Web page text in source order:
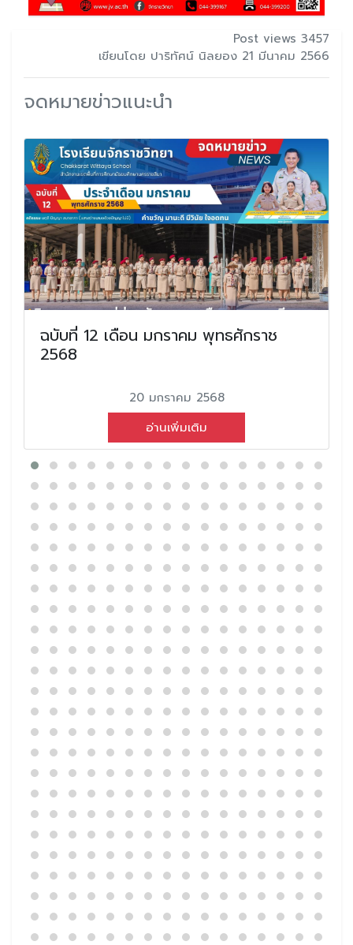
Post views 3457
เขียนโดย ปาริทัศน์ นิลยอง 21 มีนาคม 2566
จดหมายข่าวแนะนำ
ฉบับที่ 12 เดือน มกราคม พุทธศักราช
2568
20 มกราคม 2568
อ่านเพิ่มเติม